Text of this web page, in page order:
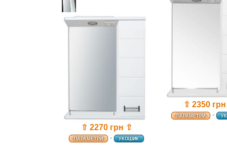
⇧ 2270 грн ⇧
ПАРАМЕТРИ - УКОШИК
⇧ 2350
ПАРАМЕТРИ -